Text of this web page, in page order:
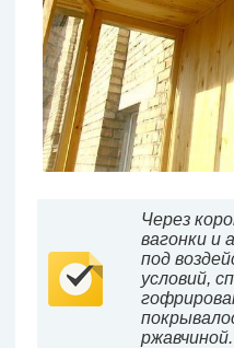
Через
вагонки и
под
условий,
ржавчиной.